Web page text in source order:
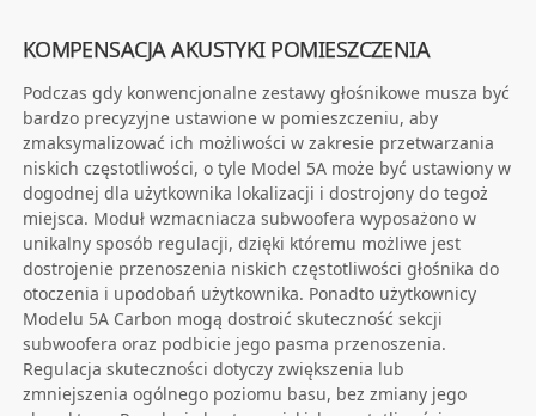
KOMPENSACJA AKUSTYKI POMIESZCZENIA
Podczas gdy konwencjonalne zestawy głośnikowe musza być
bardzo precyzyjne ustawione w pomieszczeniu, aby
zmaksymalizować ich możliwości w zakresie przetwarzania
niskich częstotliwości, o tyle Model 5A może być ustawiony w
dogodnej dla użytkownika lokalizacji i dostrojony do tegoż
miejsca. Moduł wzmacniacza subwoofera wyposażono w
unikalny sposób regulacji, dzięki któremu możliwe jest
dostrojenie przenoszenia niskich częstotliwości głośnika do
otoczenia i upodobań użytkownika. Ponadto użytkownicy
Modelu 5A Carbon mogą dostroić skuteczność sekcji
subwoofera oraz podbicie jego pasma przenoszenia.
Regulacja skuteczności dotyczy zwiększenia lub
zmniejszenia ogólnego poziomu basu, bez zmiany jego